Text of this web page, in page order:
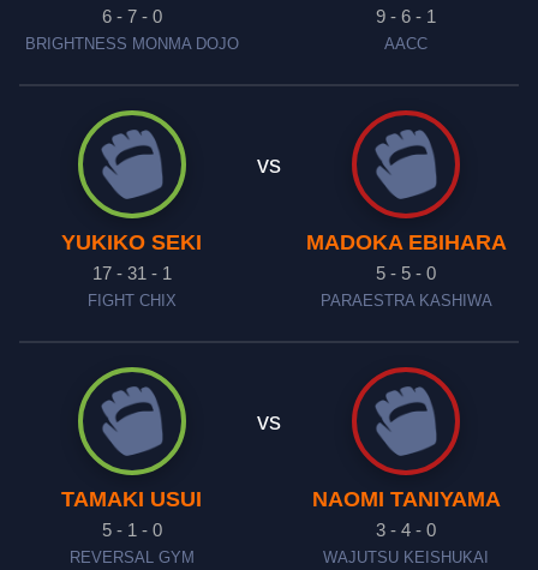
6 - 7 - 0
BRIGHTNESS MONMA DOJO
9 - 6 - 1
AACC
YUKIKO SEKI
17 - 31 - 1
FIGHT CHIX
vs
MADOKA EBIHARA
5 - 5 - 0
PARAESTRA KASHIWA
TAMAKI USUI
5 - 1 - 0
REVERSAL GYM
vs
NAOMI TANIYAMA
3 - 4 - 0
WAJUTSU KEISHUKAI